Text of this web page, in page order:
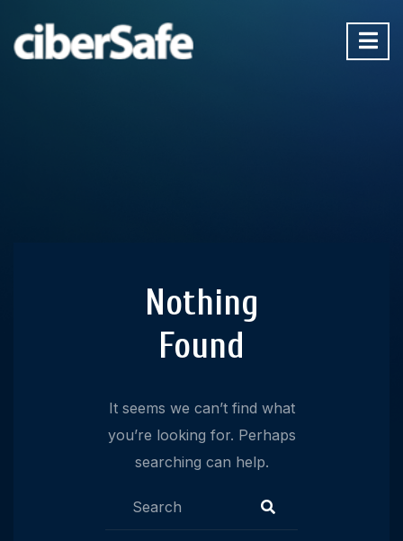
Nothing
Found
It seems we can’t find what
you’re looking for. Perhaps
searching can help.